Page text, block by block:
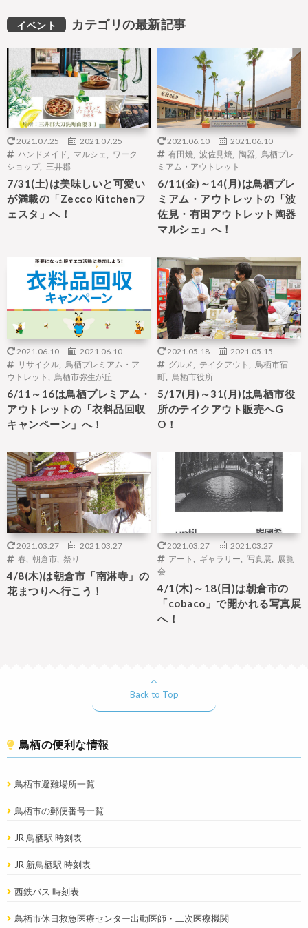
イベント カテゴリの最新記事
2021.07.25 2021.07.25
ハンドメイド マルシェ
ワーク
ショップ
三井郡
7/31(土)は美味しいと可愛い
が満載の「Zecco Kitchenフ
ェスタ」へ！
2021.06.10 2021.06.10
有田焼 波佐見焼 陶器
鳥栖プレ
ミアム・アウトレット
6/11(金)～14(月)は鳥栖プレ
ミアム・アウトレットの「波
佐見・有田アウトレット陶器
マルシェ」へ！
2021.06.10 2021.06.10
リサイクル
鳥栖プレミアム・ア
ウトレット
鳥栖市弥生が丘
6/11～16は鳥栖プレミアム・
アウトレットの「衣料品回収
キャンペーン」へ！
2021.05.18 2021.05.15
グルメ テイクアウト
鳥栖市宿
町
鳥栖市役所
5/17(月)～31(月)は鳥栖市役
所のテイクアウト販売へG
O！
2021.03.27 2021.03.27
春 朝倉市 祭り
4/8(木)は朝倉市「南淋寺」の
花まつりへ行こう！
2021.03.27 2021.03.27
アート ギャラリー 写真展
展覧
会
4/1(木)～18(日)は朝倉市の
「cobaco」で開かれる写真展
へ！
Back to Top
鳥栖の便利な情報
鳥栖市避難場所一覧
鳥栖市の郵便番号一覧
JR 鳥栖駅 時刻表
JR 新鳥栖駅 時刻表
西鉄バス 時刻表
鳥栖市休日救急医療センター出動医師・二次医療機関